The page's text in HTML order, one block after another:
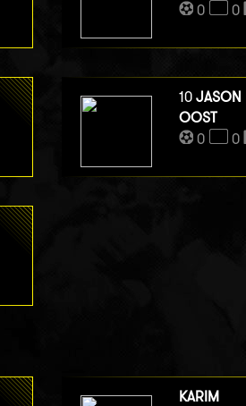
0
0
10 JASON
OOST
0
0
KARIM